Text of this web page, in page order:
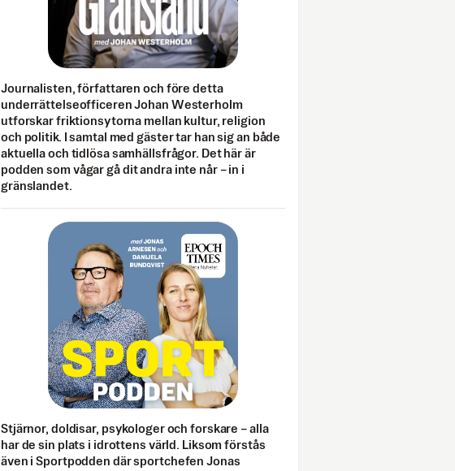
Journalisten, författaren och före detta
underrättelseofficeren Johan Westerholm
utforskar friktionsytorna mellan kultur, religion
och politik. I samtal med gäster tar han sig an både
aktuella och tidlösa samhällsfrågor. Det här är
podden som vågar gå dit andra inte når – in i
gränslandet.
Stjärnor, doldisar, psykologer och forskare – alla
har de sin plats i idrottens värld. Liksom förstås
även i Sportpodden där sportchefen Jonas